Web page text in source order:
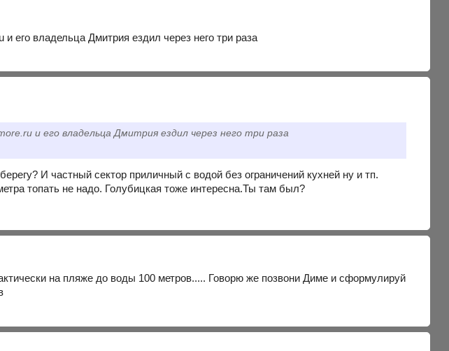
его владельца Дмитрия ездил через него три раза
и его владельца Дмитрия ездил через него три раза
И частный сектор приличный с водой без ограничений кухней ну и тп.
топать не надо. Голубицкая тоже интересна.Ты там был?
на пляже до воды 100 метров..... Говорю же позвони Диме и сформулируй